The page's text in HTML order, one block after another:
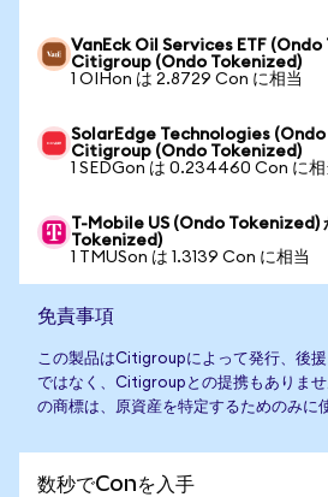
VanEck Oil Services ETF (Ondo
Citigroup (Ondo Tokenized)
1 OIHon は 2.8729 Con に相当
SolarEdge Technologies (Ondo
Citigroup (Ondo Tokenized)
1 SEDGon は 0.234460 Con に相
T-Mobile US (Ondo
Tokenized)
1 TMUSon は 1.3139 Con に相当
免責事項
この製品はCitigroupによって発行、後
ではなく、Citigroupとの提携もありま
の商標は、原資産を特定するためのみに
数秒でConを入手